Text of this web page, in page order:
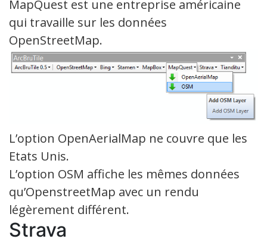
MapQuest est une entreprise américaine
qui travaille sur les données
OpenStreetMap.
L’option OpenAerialMap ne couvre que les
Etats Unis.
L’option OSM affiche les mêmes données
qu’OpenstreetMap avec un rendu
légèrement différent.
Strava